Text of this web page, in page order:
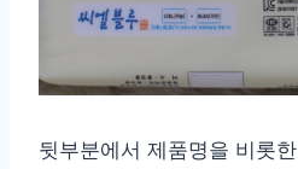
뒷부분에서 제품명을 비롯